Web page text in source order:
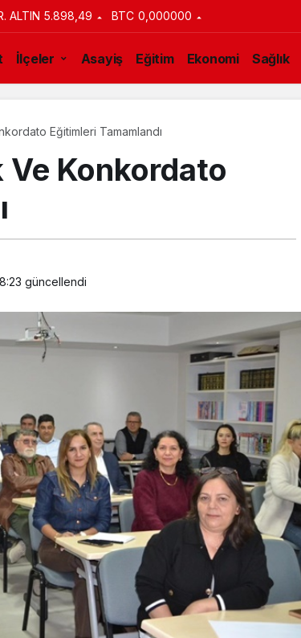
ALTIN 5.898,49 BTC 0,000000
İlçeler Asayiş Eğitim Ekonomi Sağlık
Eğitimleri Tamamlandı
Ve Konkordato
güncellendi